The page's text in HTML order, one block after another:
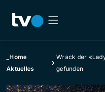
_Home
Aktuelles
Wrack der
gefunden